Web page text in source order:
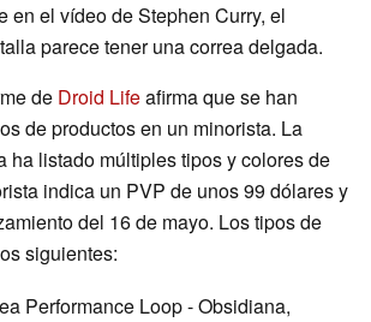
en el vídeo de Stephen Curry, el
parece tener una correa delgada.
de Droid Lifeafirma que se han
de productos en un minorista. La
ha listado múltiples tipos y colores de
indica un PVP de unos 99 dólares y
del 16 de mayo. Los tipos de
siguientes:
Performance Loop - Obsidiana,